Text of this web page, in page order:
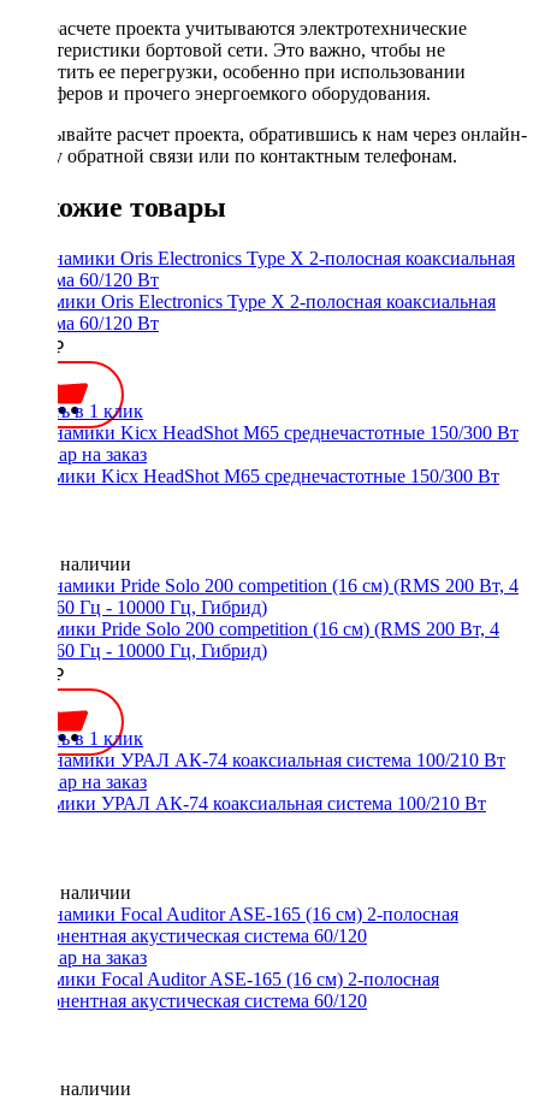
При расчете проекта учитываются электротехнические
характеристики бортовой сети. Это важно, чтобы не
допустить ее перегрузки, особенно при использовании
сабвуферов и прочего энергоемкого оборудования.
Заказывайте расчет проекта, обратившись к нам через онлайн-
форму обратной связи или по контактным телефонам.
Похожие товары
Динамики Oris Electronics Type X 2-полосная коаксиальная
система 60/120 Вт
7100 ₽
Купить в 1 клик
Динамики Kicx HeadShot M65 среднечастотные 150/300 Вт
Нет в наличии
Динамики Pride Solo 200 competition (16 см) (RMS 200 Вт, 4
Ом, 160 Гц - 10000 Гц, Гибрид)
6600 ₽
Купить в 1 клик
Динамики УРАЛ АК-74 коаксиальная система 100/210 Вт
Нет в наличии
Динамики Focal Auditor ASE-165 (16 см) 2-полосная
компонентная акустическая система 60/120
Нет в наличии